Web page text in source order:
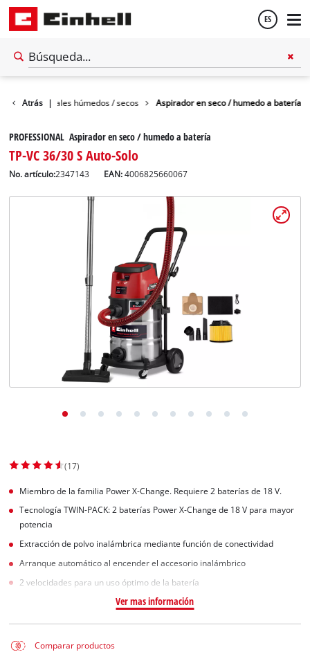
ES
Atrás |
de materiales húmedos / secos Aspirador en seco / humedo a batería
PROFESSIONAL Aspirador en seco / humedo a batería
TP-VC 36/30 S Auto-Solo
No. artículo:2347143 EAN:4006825660067
(17)
Miembro de la familia Power X-Change. Requiere 2 baterías de 18 V.
Tecnología TWIN-PACK: 2 baterías Power X-Change de 18 V para mayor
potencia
Extracción de polvo inalámbrica mediante función de conectividad
Arranque automático al encender el accesorio inalámbrico
2 velocidades para un uso óptimo de la batería
Ver mas información
Comparar productos